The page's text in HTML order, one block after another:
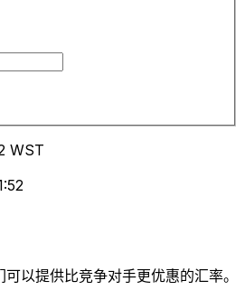
WST
可以提供比竞争对手更优惠的汇率。